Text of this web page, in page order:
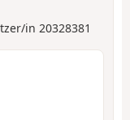
in 20328381